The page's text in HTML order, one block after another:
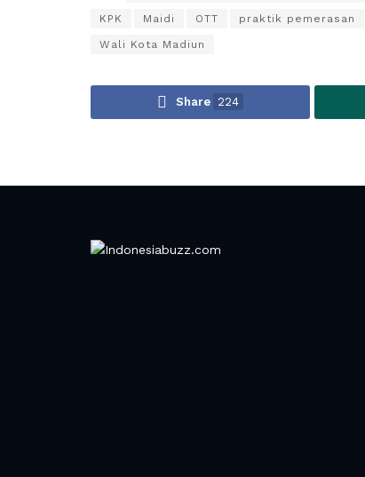
KPK Maidi OTT praktik pemerasan
Wali Kota Madiun
Share 224